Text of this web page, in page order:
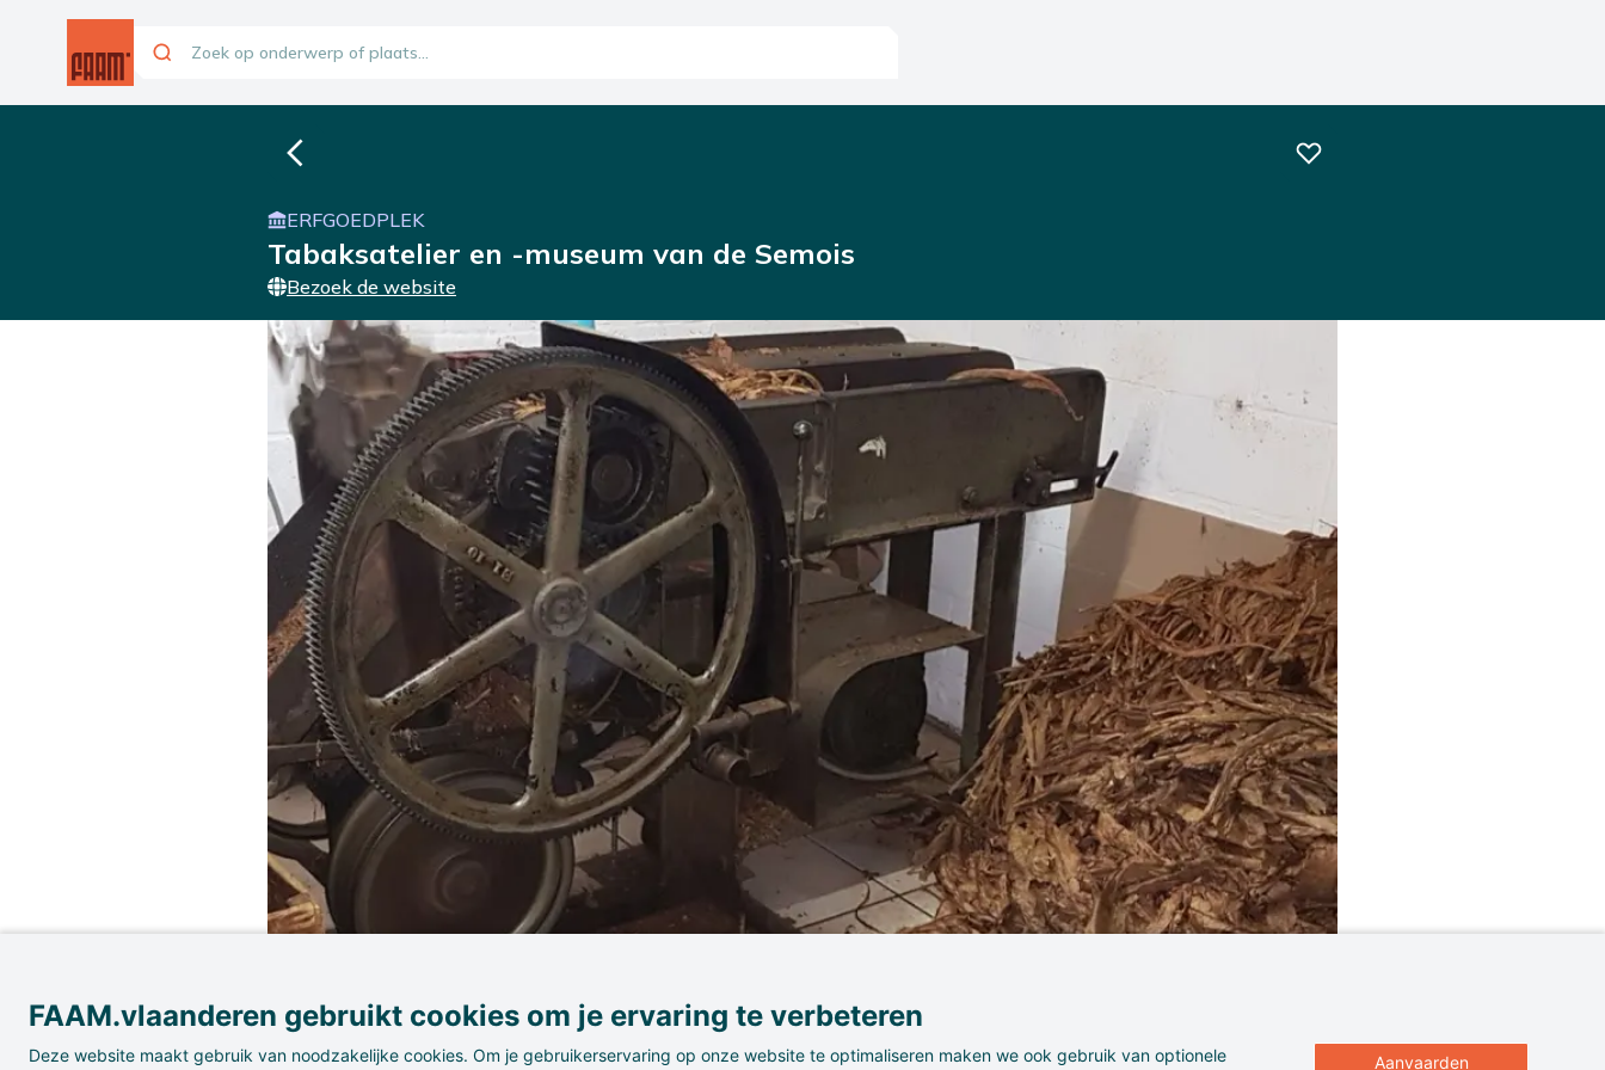
ERFGOEDPLEK
Tabaksatelier en -museum van de Semois
Bezoek de website
FAAM.vlaanderen gebruikt cookies om je ervaring te verbeteren
Deze website maakt gebruik van noodzakelijke cookies. Om je gebruikerservaring op onze website te optimaliseren maken we ook gebruik van optionele
Aanvaarden